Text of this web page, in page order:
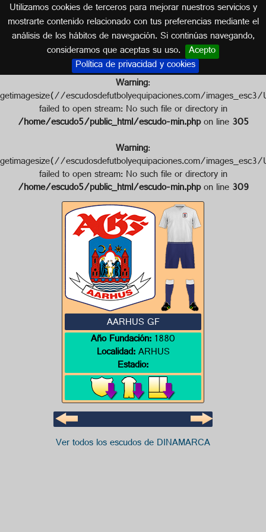
Utilizamos cookies de terceros para mejorar nuestros servicios y
mostrarte contenido relacionado con tus preferencias mediante el
análisis de los hábitos de navegación. Si continúas navegando,
consideramos que aceptas su uso. Acepto
Política de privacidad y cookies
Escudo de AARHUS GF
DINAMARCA
Warning:
getimagesize(//escudosdefutbolyequipaciones.com/
failed to open stream: No such file or directory in
/home/escudo5/public_html/escudo-min.phpon line305
Warning:
getimagesize(//escudosdefutbolyequipaciones.com/
failed to open stream: No such file or directory in
/home/escudo5/public_html/escudo-min.phpon line309
AARHUS GF
Año Fundación:1880
Localidad:ARHUS
Estadio:
Ver todos los escudos de DINAMARCA